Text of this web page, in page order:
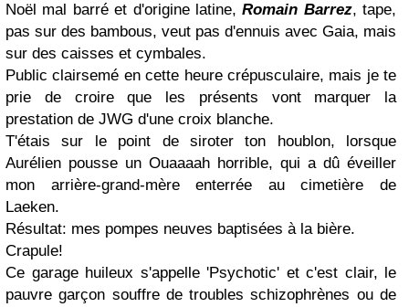
Noël mal barré et d'origine latine,Romain Barrez, tape,
pas sur des bambous, veut pas d'ennuis avec Gaia, mais
sur des caisses et cymbales.
Public clairsemé en cette heure crépusculaire, mais je te
prie de croire que les présents vont marquer la
prestation de JWG d'une croix blanche.
T'étais sur le point de siroter ton houblon, lorsque
Aurélien pousse un Ouaaaah horrible, qui a dû éveiller
mon arrière-grand-mère enterrée au cimetière de
Laeken.
Résultat: mes pompes neuves baptisées à la bière.
Crapule!
Ce garage huileux s'appelle 'Psychotic' et c'est clair, le
pauvre garçon souffre de troubles schizophrènes ou de